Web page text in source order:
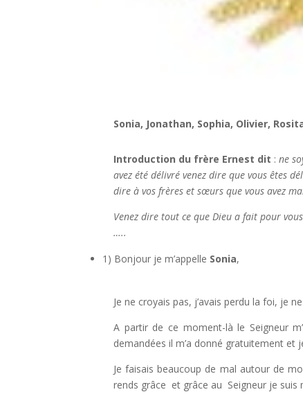
Sonia, Jonathan, Sophia, Olivier,
Introduction du frère Ernest dit : ne
avez été délivré venez dire que vous êtes
dire à vos frères et sœurs que vous avez
Venez dire tout ce que Dieu a fait pour
…..
1) Bonjour je m’appelle Sonia,
Je ne croyais pas, j’avais perdu la foi, je
A partir de ce moment-là le Seigneur
demandées il m’a donné gratuitement et
Je faisais beaucoup de mal autour de
rends grâce et grâce au Seigneur je suis